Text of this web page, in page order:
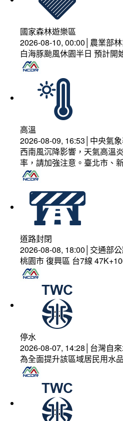
國家森林遊樂區
2026-08-10, 00:00│農業部
白海豚颱風休園半日 預計
高溫
2026-08-09, 16:53│中央氣
西南風沉降影響，天氣高溫
率，請加強注意。臺北市、
道路封閉
2026-08-08, 18:00│交通部
桃園市 復興區 台7線
停水
2026-08-07, 14:28│台灣自
為全面提升該區域居民用水